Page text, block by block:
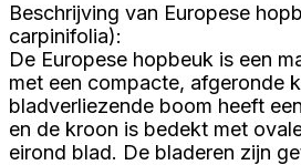
Beschrijving van Europese
carpinifolia):
De Europese hopbeuk is een
met een compacte, afgeronde
bladverliezende boom heeft
en de kroon is bedekt met
eirond blad. De bladeren zijn